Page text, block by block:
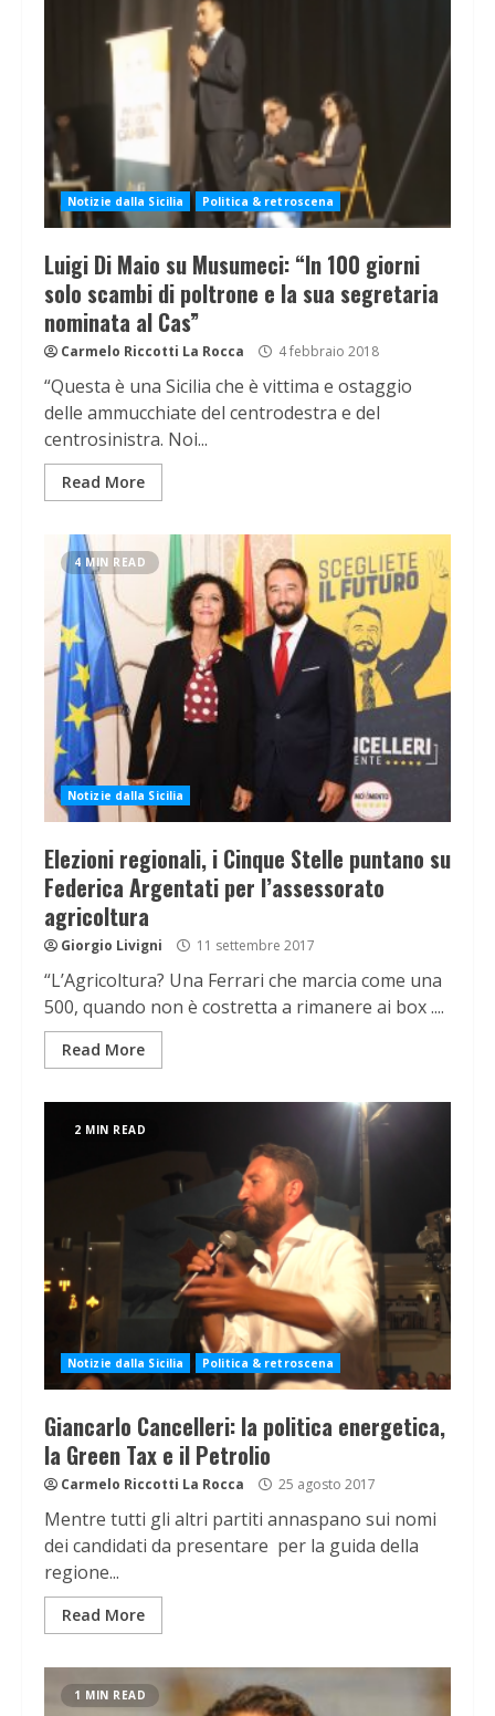
Notizie dalla Sicilia Politica & retroscena
Luigi Di Maio su Musumeci: “In 100 giorni
solo scambi di poltrone e la sua segretaria
nominata al Cas”
Carmelo Riccotti La Rocca 4 febbraio 2018
“Questa è una Sicilia che è vittima e ostaggio
delle ammucchiate del centrodestra e del
centrosinistra. Noi...
Read More
4 MIN READ
Notizie dalla Sicilia
Elezioni regionali, i Cinque Stelle puntano su
Federica Argentati per l’assessorato
agricoltura
Giorgio Livigni 11 settembre 2017
“L’Agricoltura? Una Ferrari che marcia come una
500, quando non è costretta a rimanere ai box ....
Read More
2 MIN READ
Notizie dalla Sicilia Politica & retroscena
Giancarlo Cancelleri: la politica energetica,
la Green Tax e il Petrolio
Carmelo Riccotti La Rocca 25 agosto 2017
Mentre tutti gli altri partiti annaspano sui nomi
dei candidati da presentare per la guida della
regione...
Read More
1 MIN READ